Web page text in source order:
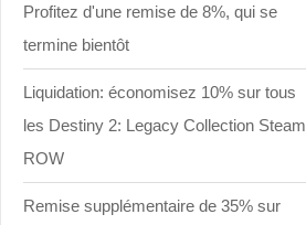
Profitez d'une remise de 8%, qui se
termine bientôt
Liquidation: économisez 10% sur tous
les Destiny 2: Legacy Collection Steam
ROW
Remise supplémentaire de 35% sur